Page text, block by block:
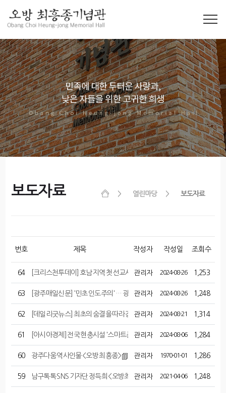
보도자료 열린마당 보도자료
번호 제목 작성자 작성일 조회수
64 [크리스천투데이] 호남 지역 첫 선교사들의 발자취를 찾아
관리자 2024-08-26 1,253
63 [광주매일신문] '민초 인도주의' … 광주 복지 선각자들 재조명
관리자 2024-08-26 1,248
62 [데일리굿뉴스] 최초의 숨결을 따라 걷다 '광주의 예루살렘' 양림동
관리자 2024-08-21 1,314
61 [아시아경제] 전국 현충시설 '스마트폰'으로 만난다
관리자 2024-08-06 1,284
60 광주다움 역사인물 <오방 최흥종> 관리자 1970-01-01 1,286
59 남구톡톡 SNS 기자단 정득희 <오방최흥종 기념관>
관리자 2021-04-06 1,248